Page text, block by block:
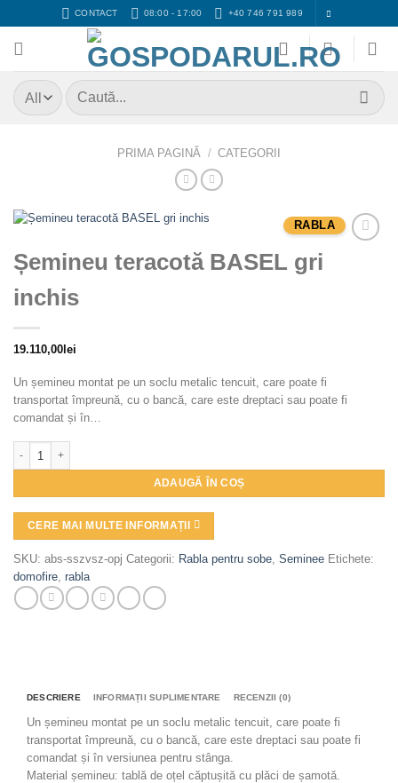
to
content
CONTACT 08:00 - 17:00 +40 746 791 989
Caută
după:
PRIMA PAGINĂ / CATEGORII
RABLA
Șemineu teracotă BASEL gri
inchis
19.110,00 lei
Un șemineu montat pe un soclu metalic tencuit, care poate fi
transportat împreună, cu o bancă, care este dreptaci sau poate fi
comandat și în…
ADAUGĂ ÎN COȘ
CERE MAI MULTE INFORMAȚII
SKU: abs-sszvsz-opj Categorii: Rabla pentru sobe, Seminee Etichete:
domofire, rabla
DESCRIERE INFORMAȚII SUPLIMENTARE RECENZII (0)
Un șemineu montat pe un soclu metalic tencuit, care poate fi
transportat împreună, cu o bancă, care este dreptaci sau poate fi
comandat și în versiunea pentru stânga.
Material șemineu: tablă de oțel căptușită cu plăci de șamotă.